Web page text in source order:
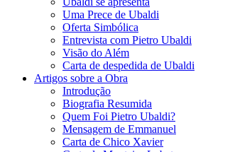
Uma Prece de Ubaldi
Oferta Simbólica
Entrevista com Pietro Ubaldi
Visão do Além
Carta de despedida de Ubaldi
Artigos sobre a Obra
Introdução
Biografia Resumida
Quem Foi Pietro Ubaldi?
Mensagem de Emmanuel
Carta de Chico Xavier